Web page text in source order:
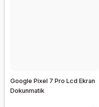
Google Pixel 7 Pro Lcd Ekran
Dokunmatik